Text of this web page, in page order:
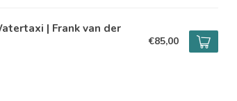
| Frank van der
€85,00